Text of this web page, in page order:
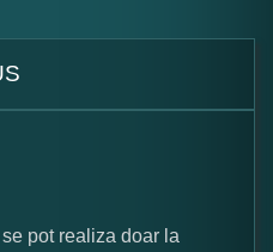
pot realiza doar la